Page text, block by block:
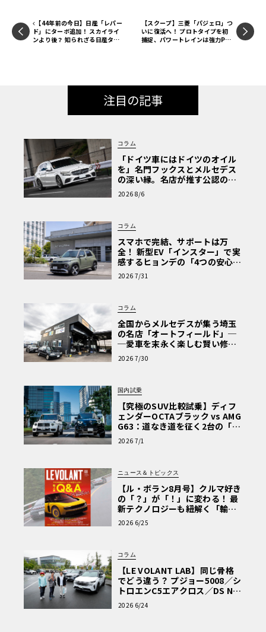
【44年前の今日】日産「レパー
ド」にターボ追加！ スカイライ
ンより後？ 知られざる日産ター
【スクープ】三菱「パジェロ」つ
いに復活へ！ プロトタイプを初
捕捉、パワートレインは強力PH
注目の記事
コラム
「ドイツ車にはドイツのオイル
を」名門フックスとメルセデス
の深い縁。名店が推す公認の安
心と、Cクラスで味わうシルキー
な走り〈PR〉
2026 8/6
コラム
スマホで完結、サポートは万
全！ 新型EV「インスター」で実
感するヒョンデの「4つの安心」
【第1回・ヒョンデ6つの疑問：
Why? Hyundai?】〈PR〉
2026 7/31
コラム
全国からメルセデスが集う埼玉
の名店「オートフィールド」─
─愛車を末永く楽しむ賢い修理
術と、プロがフックス製オイル
を選ぶ理由〈PR〉
2026 7/30
国内試乗
【究極のSUV比較試乗】ディフ
ェンダーOCTAブラック vs AMG
G63：道なき道を征く2台の「対
極的アプローチ」
2026 7/1
ニュース＆トピックス
【ル・ボラン8月号】クルマ好き
の「？」が「！」に変わる！ 最
新テクノロジーも紐解く「輸入
車Q&A」
2026 6/25
コラム
【LE VOLANT LAB】同じ骨格
でどう違う？ プジョー5008／シ
トロエンC5エアクロス／DS Nº4
読者一気乗りレポート
2026 6/24